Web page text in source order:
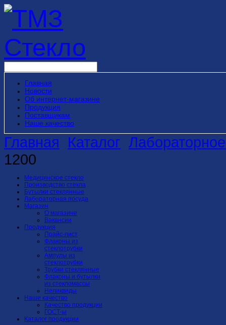
Главная
Новости
Об интернет-магазине
Продукция
Поставщикам
Наше качество
Главная Каталог
1200
Медицинское стекло
Производство стекла
Бутылки стеклянные
Лабораторная посуда
Магазин
О магазине
Вакансии
Продукция
Прайс-лист
Флаконы из
стеклотрубки
Ампулы из
стеклотрубки
Трубки стеклянные
Флаконы и бутылки
из стекломассы
Неликвиды
Наше качество
Качество продукции
ГОСТ-ы
Каталог продукции